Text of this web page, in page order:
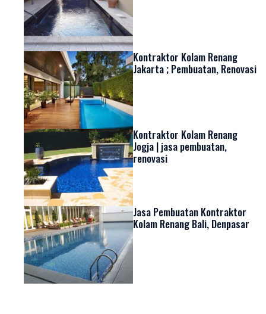
Kontraktor Kolam Renang
Jakarta ; Pembuatan, Renovasi
Kontraktor Kolam Renang
Jogja | jasa pembuatan,
renovasi
Jasa Pembuatan Kontraktor
Kolam Renang Bali, Denpasar